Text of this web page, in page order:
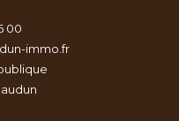
00
immo.fr